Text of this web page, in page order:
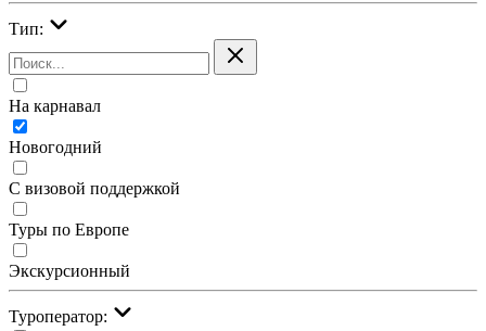
Тип:
На карнавал
Новогодний
С визовой поддержкой
Туры по Европе
Экскурсионный
Туроператор: